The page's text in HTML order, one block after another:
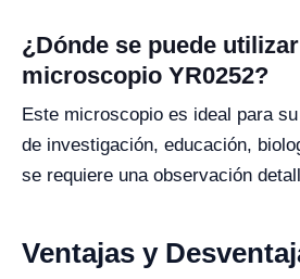
¿Dónde se puede
microscopio YR0252?
Este microscopio es ideal para
de investigación, educación,
se requiere una observación
Ventajas y